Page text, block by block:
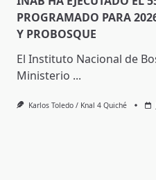
PROGRAMADO PARA
Y PROBOSQUE
El Instituto Nacional de
Ministerio ...
Karlos Toledo / Knal 4 Quiché